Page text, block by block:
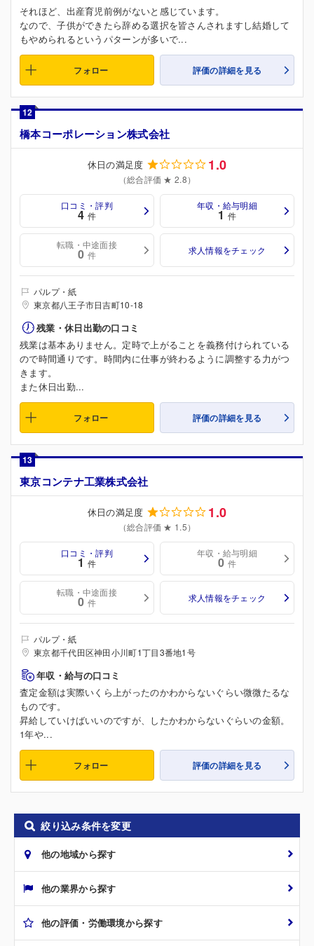
それほど、出産育児前例がないと感じています。
なので、子供ができたら辞める選択を皆さんされますし結婚して
もやめられるというパターンが多いで...
フォロー 評価の詳細を見る
12
橋本コーポレーション株式会社
休日の満足度 1.0
（総合評価 ★ 2.8）
口コミ・評判
4 件
年収・給与明細
1 件
転職・中途面接
0 件 求人情報をチェック
パルプ・紙
東京都八王子市日吉町10-18
残業・休日出勤の口コミ
残業は基本ありません。定時で上がることを義務付けられている
ので時間通りです。時間内に仕事が終わるように調整する力がつ
きます。
また休日出勤...
フォロー 評価の詳細を見る
13
東京コンテナ工業株式会社
休日の満足度 1.0
（総合評価 ★ 1.5）
口コミ・評判
1 件
年収・給与明細
0 件
転職・中途面接
0 件 求人情報をチェック
パルプ・紙
東京都千代田区神田小川町1丁目3番地1号
年収・給与の口コミ
査定金額は実際いくら上がったのかわからないぐらい微微たるな
ものです。
昇給していけばいいのですが、したかわからないぐらいの金額。
1年や...
フォロー 評価の詳細を見る
絞り込み条件を変更
他の地域から探す
他の業界から探す
他の評価・労働環境から探す